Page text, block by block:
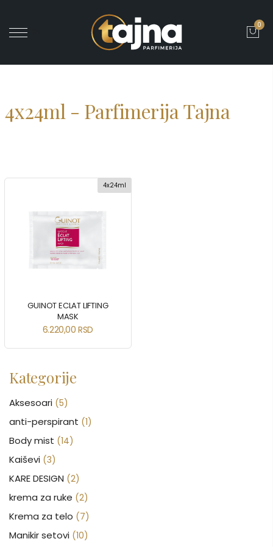
0
4x24ml - Parfimerija Tajna
4x24ml
GUINOT ECLAT LIFTING
MASK
6.220,00RSD
Kategorije
Aksesoari (5)
anti-perspirant (1)
Body mist (14)
Kaiševi (3)
KARE DESIGN (2)
krema za ruke (2)
Krema za telo (7)
Manikir setovi (10)